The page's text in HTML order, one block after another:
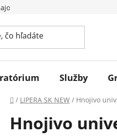
Služby
Domov
/ LIPERA SK NEW / Hnojivo
Hnojivo